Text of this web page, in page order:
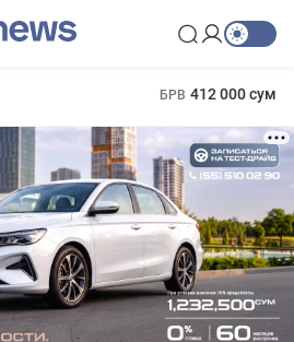
БРВ 412 000 сум